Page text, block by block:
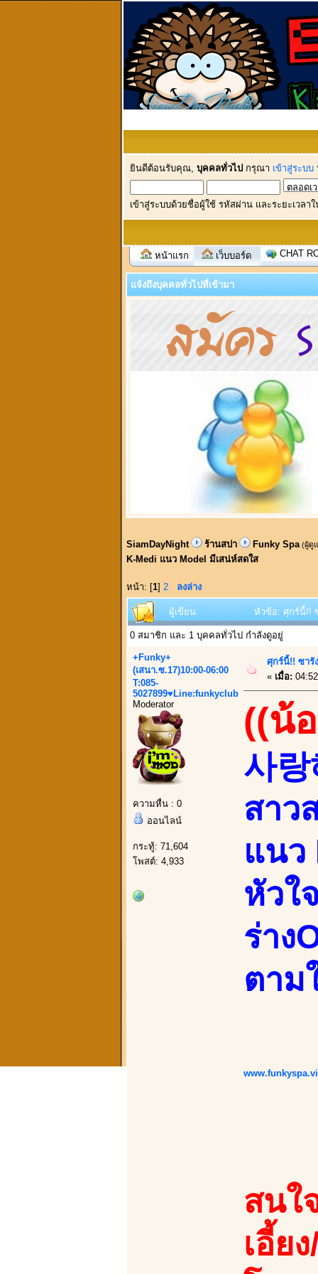
ยินดีต้อนรับคุณ, บุคคลทั่วไป กรุณา เข้าสู่ระบบ
เข้าสู่ระบบด้วยชื่อผู้ใช้ รหัสผ่าน และระยะเวลา
หน้าแรก เว็บบอร์ด CHAT
แจ้งถึงบุคคลทั่วไปที่เข้ามา
SiamDayNight ร้านสปา Funky Spa (ผู้ดู
K-Medi แนว Model มีเสน่ห์สดใส
หน้า: [1] 2 ลงล่าง
ผู้เขียน หัวข้อ: ศุกร์นี้!!
0 สมาชิก และ 1 บุคคลทั่วไป กำลังดูอยู่
+Funky+
(เสนา.ซ.17)10:00-06:00
T:085-
5027899♥Line:funkyclub
Moderator
ความหื่น : 0
ออนไลน์
กระทู้: 71,604
โพสต์: 4,933
ศุกร์นี้!! ซารั
« เมื่อ:
((น้
사
สาว
แนว
หัวใ
ร่าง
ตาม
สนใ
เอี้ย